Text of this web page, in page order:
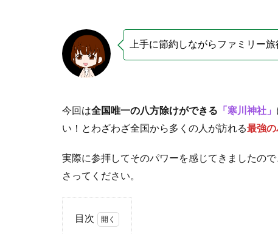
上手に節約しながらファミリー
今回は全国唯一の八方除けができる 「寒川神社」
い！とわざわざ全国から多くの人が訪れる最強の
実際に参拝してそのパワーを感じてきましたの
さってください。
目次